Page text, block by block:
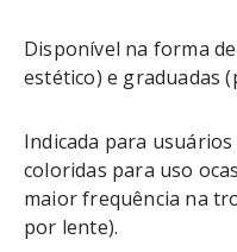
Disponível na forma
estético) e graduadas
Indicada para
coloridas para uso
maior frequência na
por lente).